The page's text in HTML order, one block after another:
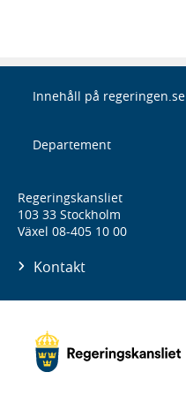
Innehåll på regeringen.se
Departement
Regeringskansliet
103 33 Stockholm
Växel 08-405 10 00
Kontakt